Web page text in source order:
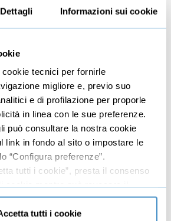
Dettagli Informazioni sui cookie
tecnici per fornirle
migliore e, previo suo
e di profilazione per proporle
in linea con le sue preferenze.
può consultare la nostra cookie
link in fondo al sito o impostare le
“Configura preferenze”.
tutti i cookie”, presta il consenso
cookie mentre può revocare il
su “Usa solo cookie necessari” e
cookie tecnici necessari al corretto
tutti i cookie
naturopata e reflessologa,
terapie naturali e nella pratica
È anche iridologa e insegnante di
metodo Zù, di...